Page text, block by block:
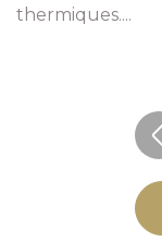
thermiques....